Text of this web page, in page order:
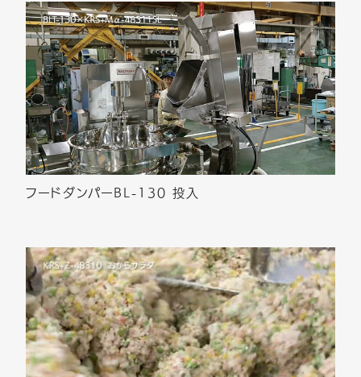
フードダンパーBL-130 投入